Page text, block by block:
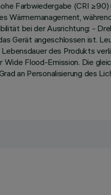
Farbwiedergabe (CRI
Wärmemanagement,
bei der Ausrichtung: -
Gerät angeschlossen ist.
des Produkts
Flood-Emission. Die
an Personalisierung